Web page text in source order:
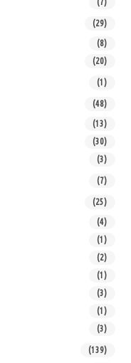
(7)
(29)
(8)
(20)
(1)
(48)
(13)
(30)
(3)
(7)
(25)
(4)
(1)
(2)
(1)
(3)
(1)
(3)
(139)